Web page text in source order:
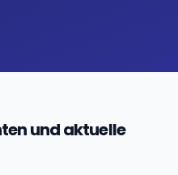
und aktuelle